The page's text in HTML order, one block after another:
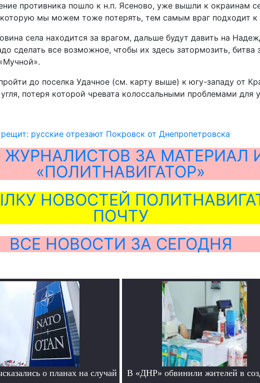
противника пошло к н.п. Ясеново, уже вышли к окраинам
мы можем тоже потерять, тем самым враг подходит к
села находится за врагом, дальше будут давить на
сделать все возможное, чтобы их здесь затормозить,
до поселка Удачное (см. карту выше) к югу-западу от
потеря которой чревата колоссальными проблемами для
русские отрезают Покровск от Днепропетровска
ЖУРНАЛИСТОВ ЗА МАТЕРИАЛ
«ПОЛИТНАВИГАТОР»
НОВОСТЕЙ
ПОЧТУ
ВСЕ НОВОСТИ ЗА СЕГОДНЯ
о планах на случай
В «ДНР» обвинили жителей в